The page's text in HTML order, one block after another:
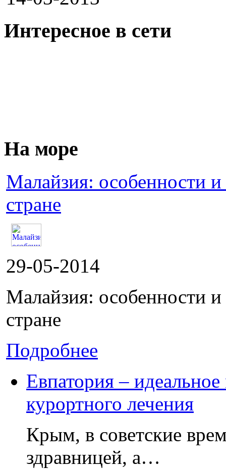
Интересное в сети
На море
Малайзия: особенности
стране
29-05-2014
Малайзия: особенности
стране
Подробнее
Евпатория –
курортного лечения
Крым, в советские
здравницей, а…